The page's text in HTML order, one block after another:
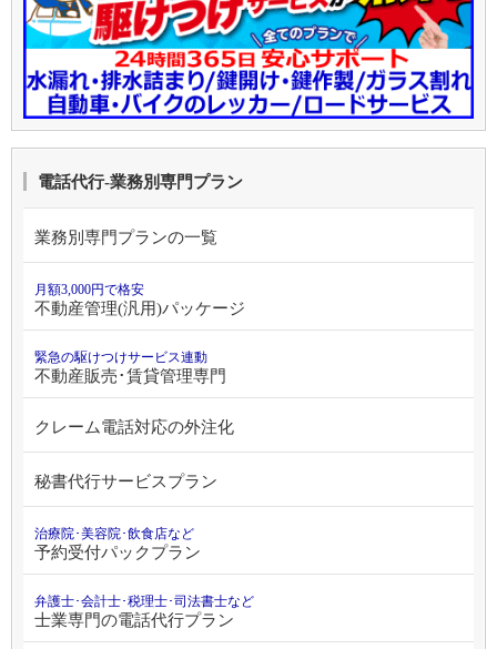
電話代行-業務別専門プラン
業務別専門プランの一覧
月額3,000円で格安
不動産管理(汎用)パッケージ
緊急の駆けつけサービス連動
不動産販売･賃貸管理専門
クレーム電話対応の外注化
秘書代行サービスプラン
治療院･美容院･飲食店など
予約受付パックプラン
弁護士･会計士･税理士･司法書士など
士業専門の電話代行プラン